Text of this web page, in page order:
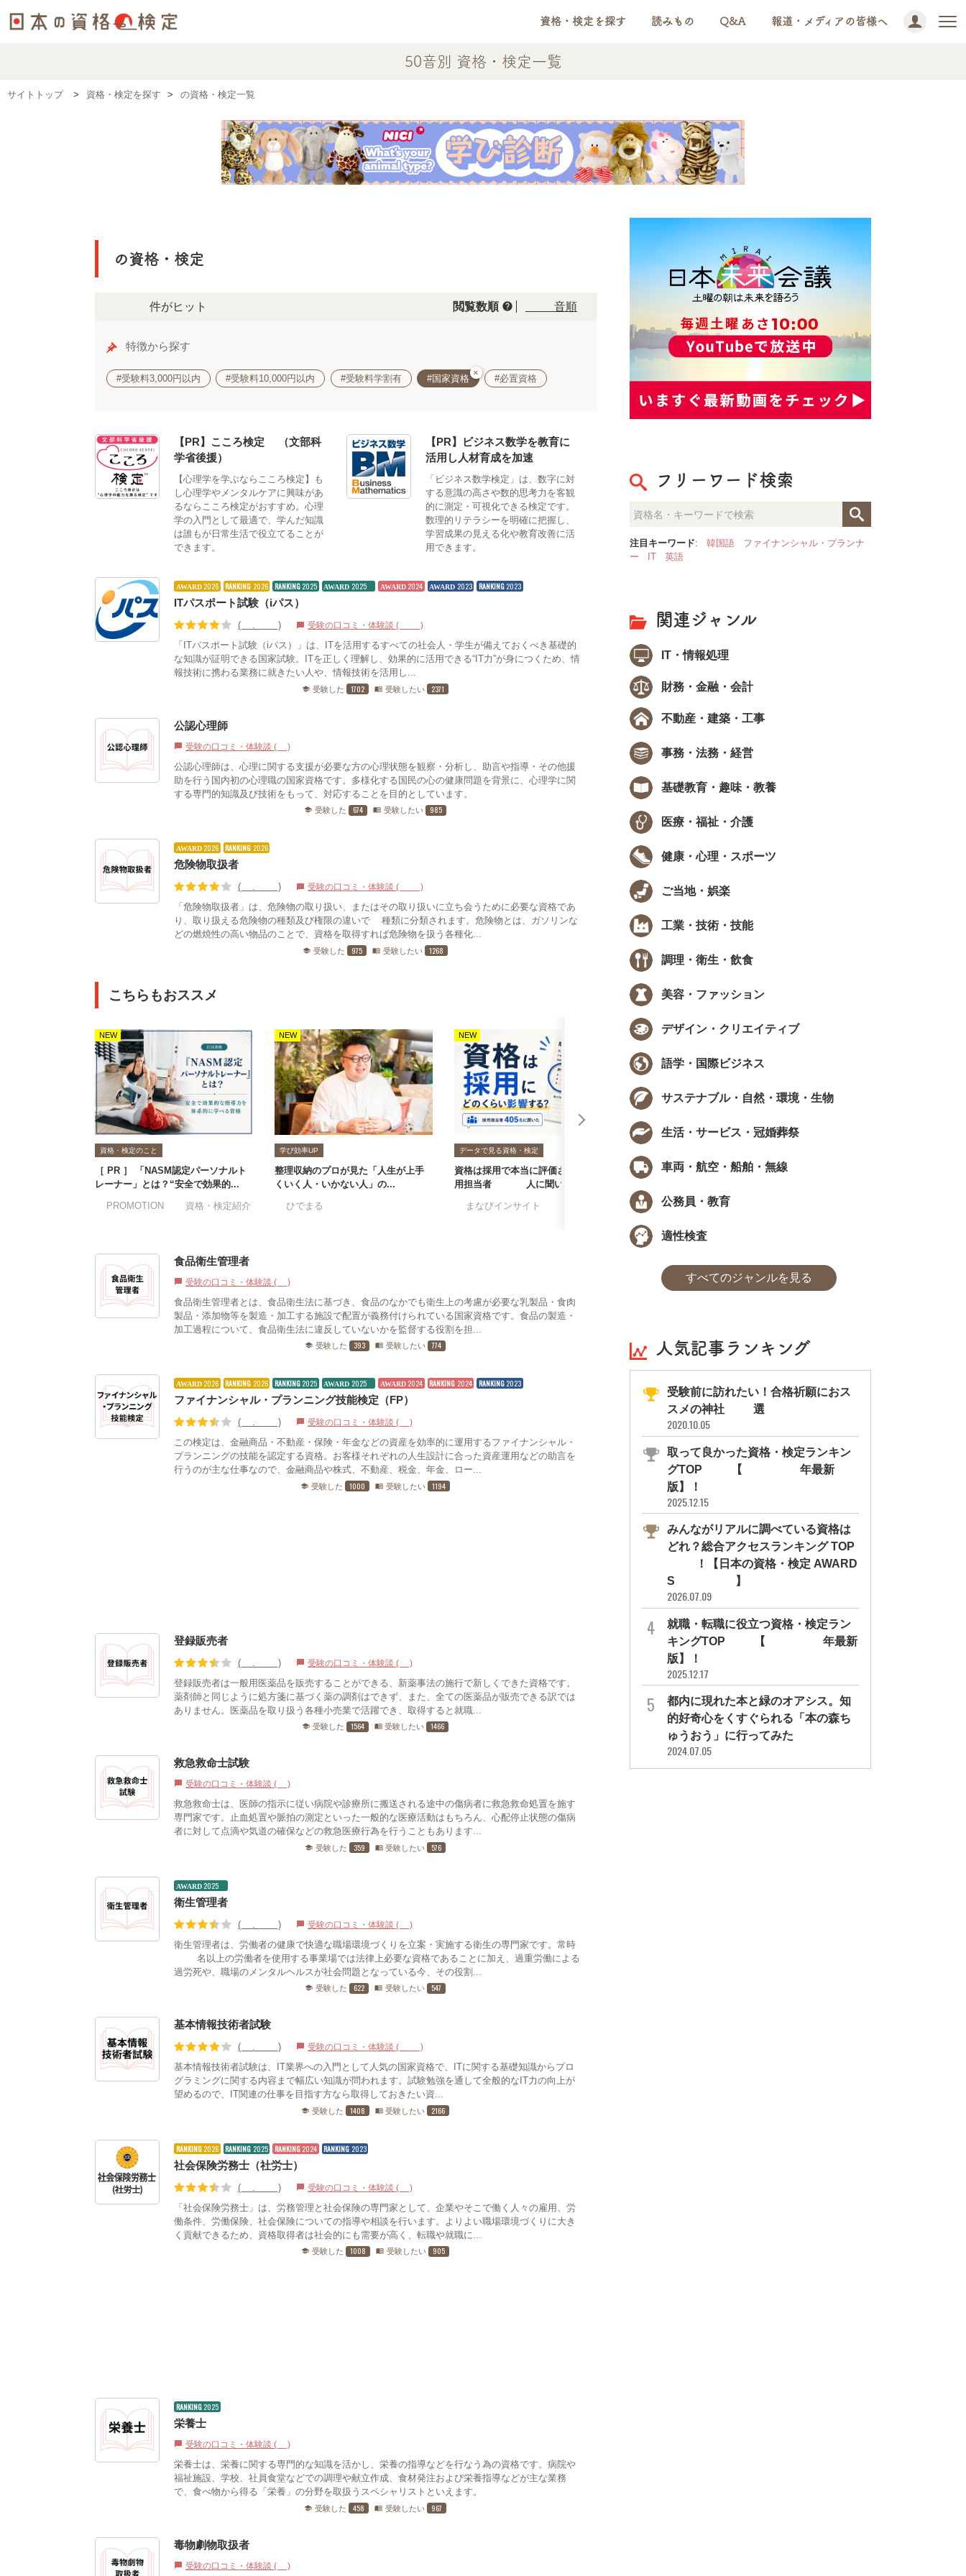
資格・検定を探す 読みもの Q&A 報道・メディアの皆様へ
50音別 資格・検定一覧
サイトトップ 資格・検定を探す の資格・検定一覧
の資格・検定
214件がヒット 閲覧数順 help 50音順
特徴から探す
#受験料3,000円以内 #受験料10,000円以内 #受験料学割有 #国家資格
×
#必置資格
【PR】こころ検定®（文部科
学省後援）
【心理学を学ぶならこころ検定】も
し心理学やメンタルケアに興味があ
るならこころ検定がおすすめ。心理
学の入門として最適で、学んだ知識
は誰もが日常生活で役立てることが
できます。
【PR】ビジネス数学を教育に
活用し人材育成を加速
「ビジネス数学検定」は、数字に対
する意識の高さや数的思考力を客観
的に測定・可視化できる検定です。
数理的リテラシーを明確に把握し、
学習成果の見える化や教育改善に活
用できます。
AWARD 2026 RANKING 2026 RANKING 2025 AWARD 2025 AWARD 2024 AWARD 2023 RANKING 2023
ITパスポート試験（iパス）
(4.04) chat_bubble 受験の口コミ・体験談 (21)
「ITパスポート試験（iパス）」は、ITを活用するすべての社会人・学生が備えておくべき基礎的
な知識が証明できる国家試験。ITを正しく理解し、効果的に活用できる“IT力”が身につくため、情
報技術に携わる業務に就きたい人や、情報技術を活用し...
school 受験した 1702 menu_book 受験したい 2371
公認心理師
chat_bubble 受験の口コミ・体験談 (2)
公認心理師は、心理に関する支援が必要な方の心理状態を観察・分析し、助言や指導・その他援
助を行う国内初の心理職の国家資格です。多様化する国民の心の健康問題を背景に、心理学に関
する専門的知識及び技術をもって、対応することを目的としています。
school 受験した 674 menu_book 受験したい 985
AWARD 2026 RANKING 2026
危険物取扱者
(3.76) chat_bubble 受験の口コミ・体験談 (15)
「危険物取扱者」は、危険物の取り扱い、またはその取り扱いに立ち会うために必要な資格であ
り、取り扱える危険物の種類及び権限の違いで3種類に分類されます。危険物とは、ガソリンな
どの燃焼性の高い物品のことで、資格を取得すれば危険物を扱う各種化...
school 受験した 975 menu_book 受験したい 1268
こちらもおススメ
NEW
資格・検定のこと
［ PR ］ 「NASM認定パーソナルト
レーナー」とは？“安全で効果的...
#PROMOTION
#資格・検定紹介
NEW
学び効率UP
整理収納のプロが見た「人生が上手
くいく人・いかない人」の...
#ひでまる
NEW
データで見る資格・検定
資格は採用で本当に評価される？採
用担当者405人に聞いた...
#まなびインサイト
#採用担当者に聞いた #モチベーション
NEW
転職で資格は武器になる？採用担当
#まなびインサイト
食品衛生管理者
chat_bubble 受験の口コミ・体験談 (1)
食品衛生管理者とは、食品衛生法に基づき、食品のなかでも衛生上の考慮が必要な乳製品・食肉
製品・添加物等を製造・加工する施設で配置が義務付けられている国家資格です。食品の製造・
加工過程について、食品衛生法に違反していないかを監督する役割を担...
school 受験した 393 menu_book 受験したい 774
AWARD 2026 RANKING 2026 RANKING 2025 AWARD 2025 AWARD 2024 RANKING 2024 RANKING 2023
ファイナンシャル・プランニング技能検定（FP）
(3.69) chat_bubble 受験の口コミ・体験談 (9)
この検定は、金融商品・不動産・保険・年金などの資産を効率的に運用するファイナンシャル・
プランニングの技能を認定する資格。お客様それぞれの人生設計に合った資産運用などの助言を
行うのが主な仕事なので、金融商品や株式、不動産、税金、年金、ロー...
school 受験した 1000 menu_book 受験したい 1194
登録販売者
(3.40) chat_bubble 受験の口コミ・体験談 (9)
登録販売者は一般用医薬品を販売することができる、新薬事法の施行で新しくできた資格です。
薬剤師と同じように処方箋に基づく薬の調剤はできず、また、全ての医薬品が販売できる訳では
ありません。医薬品を取り扱う各種小売業で活躍でき、取得すると就職...
school 受験した 1564 menu_book 受験したい 1466
救急救命士試験
chat_bubble 受験の口コミ・体験談 (0)
救急救命士は、医師の指示に従い病院や診療所に搬送される途中の傷病者に救急救命処置を施す
専門家です。止血処置や脈拍の測定といった一般的な医療活動はもちろん、心配停止状態の傷病
者に対して点滴や気道の確保などの救急医療行為を行うこともあります...
school 受験した 359 menu_book 受験したい 576
AWARD 2025
衛生管理者
(3.46) chat_bubble 受験の口コミ・体験談 (7)
衛生管理者は、労働者の健康で快適な職場環境づくりを立案・実施する衛生の専門家です。常時
50名以上の労働者を使用する事業場では法律上必要な資格であることに加え、過重労働による
過労死や、職場のメンタルヘルスが社会問題となっている今、その役割...
school 受験した 622 menu_book 受験したい 547
基本情報技術者試験
(3.83) chat_bubble 受験の口コミ・体験談 (11)
基本情報技術者試験は、IT業界への入門として人気の国家資格で、ITに関する基礎知識からプロ
グラミングに関する内容まで幅広い知識が問われます。試験勉強を通して全般的なIT力の向上が
望めるので、IT関連の仕事を目指す方なら取得しておきたい資...
school 受験した 1408 menu_book 受験したい 2166
RANKING 2026 RANKING 2025 RANKING 2024 RANKING 2023
社会保険労務士（社労士）
(3.40) chat_bubble 受験の口コミ・体験談 (4)
「社会保険労務士」は、労務管理と社会保険の専門家として、企業やそこで働く人々の雇用、労
働条件、労働保険、社会保険についての指導や相談を行います。よりよい職場環境づくりに大き
く貢献できるため、資格取得者は社会的にも需要が高く、転職や就職に...
school 受験した 1008 menu_book 受験したい 905
RANKING 2025
栄養士
chat_bubble 受験の口コミ・体験談 (0)
栄養士は、栄養に関する専門的な知識を活かし、栄養の指導などを行なう為の資格です。病院や
福祉施設、学校、社員食堂などでの調理や献立作成、食材発注および栄養指導などが主な業務
で、食べ物から得る「栄養」の分野を取扱うスペシャリストといえます。
school 受験した 458 menu_book 受験したい 967
毒物劇物取扱者
chat_bubble 受験の口コミ・体験談 (2)
フリーワード検索
注目キーワード: 韓国語
ファイナンシャル・プランナ
ー
IT 英語
関連ジャンル
IT・情報処理
財務・金融・会計
不動産・建築・工事
事務・法務・経営
基礎教育・趣味・教養
医療・福祉・介護
健康・心理・スポーツ
ご当地・娯楽
工業・技術・技能
調理・衛生・飲食
美容・ファッション
デザイン・クリエイティブ
語学・国際ビジネス
サステナブル・自然・環境・生物
生活・サービス・冠婚葬祭
車両・航空・船舶・無線
公務員・教育
適性検査
すべてのジャンルを見る
人気記事ランキング
受験前に訪れたい！合格祈願におス
スメの神社11選
2020.10.05
取って良かった資格・検定ランキン
グTOP10【2026年最新
版】！
2025.12.15
みんながリアルに調べている資格は
どれ？総合アクセスランキング TOP
10！【日本の資格・検定 AWARD
S 2026】
2026.07.09
就職・転職に役立つ資格・検定ラン
キングTOP30【2026年最新
版】！
2025.12.17
都内に現れた本と緑のオアシス。知
的好奇心をくすぐられる「本の森ち
ゅうおう」に行ってみた
2024.07.05